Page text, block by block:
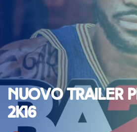
Nuovo trailer
2K16